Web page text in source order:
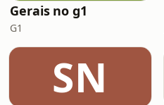
Gerais no g1
G1
SN